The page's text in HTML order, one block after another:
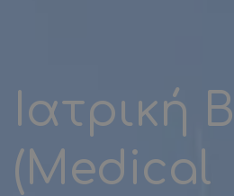
Ιατρική
(Medical